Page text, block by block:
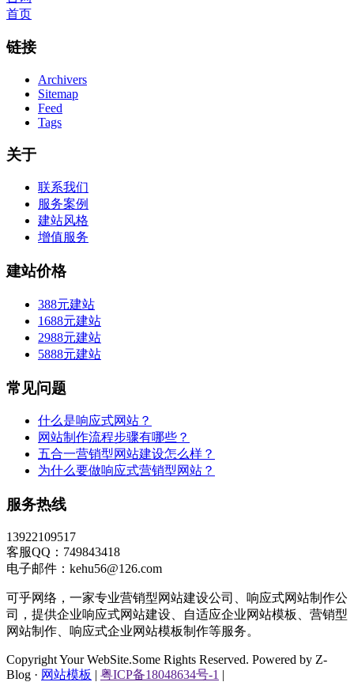
首页
链接
Archivers
Sitemap
Feed
Tags
关于
联系我们
服务案例
建站风格
增值服务
建站价格
388元建站
1688元建站
2988元建站
5888元建站
常见问题
什么是响应式网站？
网站制作流程步骤有哪些？
五合一营销型网站建设怎么样？
为什么要做响应式营销型网站？
服务热线
13922109517
客服QQ：749843418
电子邮件：kehu56@126.com
可乎网络，一家专业营销型网站建设公司、响应式网站制作公
司，提供企业响应式网站建设、自适应企业网站模板、营销型
网站制作、响应式企业网站模板制作等服务。
Copyright Your WebSite.Some Rights Reserved. Powered by Z-
Blog · 网站模板 | 粤ICP备18048634号-1 |